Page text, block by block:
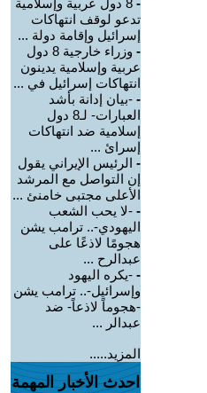
-
8 دول عربية وإسلامية
تدعو لوقف انتهاكات
إسرائيل وإقامة دولة ...
-
وزراء خارجية 8 دول
عربية وإسلامية يدينون
انتهاكات إسرائيل في ...
- -بيان إدانة بأشد
العبارات- لـ8 دول
إسلامية ضد انتهاكات
إسرائ ...
- الرئيس الإيراني يقول
إن التواصل مع المرشد
الأعلى مجتبى خامنئ ...
- -لا يحب الشعب
اليهودي-.. ترامب يشن
هجومًا لاذعًا على
عبدالرح ...
- -يكره اليهود
وإسرائيل-.. ترامب يشن
-هجوماً لاذعاً- ضد
عبدالر ...
المزيد.....
احدث الأخبار المهمة